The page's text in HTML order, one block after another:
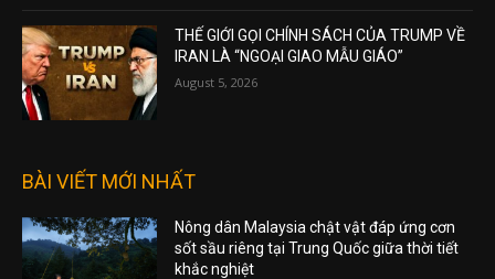
THẾ GIỚI GỌI CHÍNH SÁCH CỦA TRUMP VỀ
IRAN LÀ “NGOẠI GIAO MẪU GIÁO”
August 5, 2026
BÀI VIẾT MỚI NHẤT
Nông dân Malaysia chật vật đáp ứng cơn
sốt sầu riêng tại Trung Quốc giữa thời tiết
khắc nghiệt